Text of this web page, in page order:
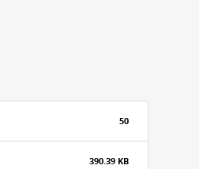
50
390.39 KB